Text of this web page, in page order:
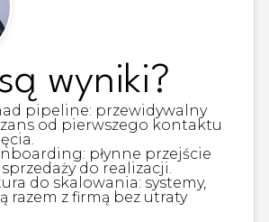
wyniki?
pipeline: przewidywalny
od pierwszego kontaktu
płynne przejście
do realizacji.
do skalowania: systemy,
razem z firmą bez utraty